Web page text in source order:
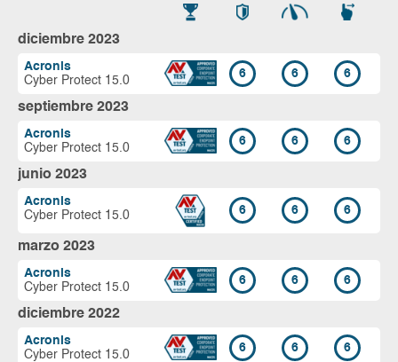
diciembre 2023
Acronis
Cyber Protect 15.0
6 6 6
septiembre 2023
Acronis
Cyber Protect 15.0
6 6 6
junio 2023
Acronis
Cyber Protect 15.0
6 6 6
marzo 2023
Acronis
Cyber Protect 15.0
6 6 6
diciembre 2022
Acronis
Cyber Protect 15.0
6 6 6